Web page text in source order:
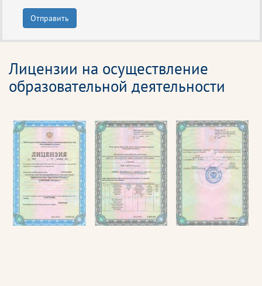
Отправить
Лицензии на осуществление
образовательной деятельности